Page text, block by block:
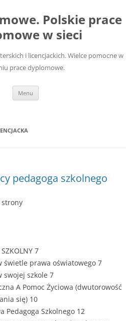
Polskie prace
w sieci
i licencjackich. Wielce pomocne w
prace dyplomowe.
Menu
pedagoga szkolnego
strony
7
świetle prawa oświatowego 7
swojej szkole 7
A Pomoc Życiowa (dwutorowość
się) 10
Pedagoga Szkolnego 12